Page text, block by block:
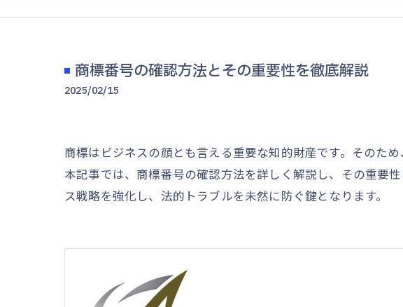
商標番号の確認方法とその重要性を徹底解説
2025/02/15
商標はビジネスの顔とも言える重要な知的財産です。そのた
本記事では、商標番号の確認方法を詳しく解説し、その重要
ス戦略を強化し、法的トラブルを未然に防ぐ鍵となります。